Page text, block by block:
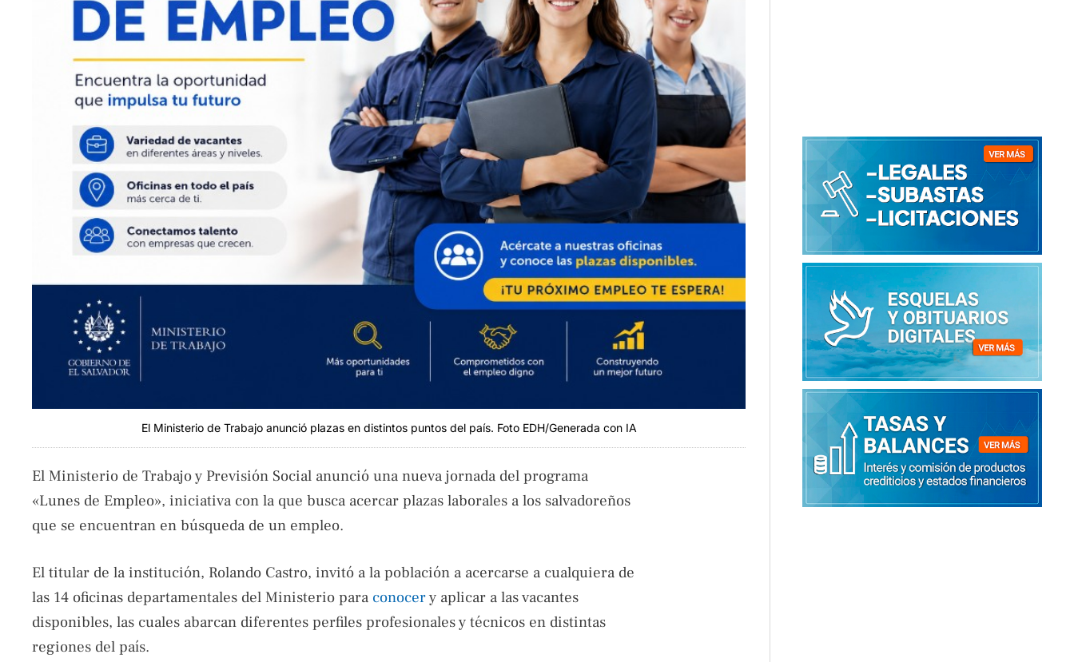
El Ministerio de Trabajo anunció plazas en distintos puntos del país. Foto EDH/Generada con IA
El Ministerio de Trabajo y Previsión Social anunció una nueva jornada del programa
«Lunes de Empleo», iniciativa con la que busca acercar plazas laborales a los salvadoreños
que se encuentran en búsqueda de un empleo.
El titular de la institución, Rolando Castro, invitó a la población a acercarse a cualquiera de
las 14 oficinas departamentales del Ministerio para conocery aplicar a las vacantes
disponibles, las cuales abarcan diferentes perfiles profesionales y técnicos en distintas
regiones del país.